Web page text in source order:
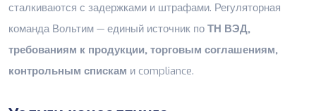
сталкиваются с задержками и штрафами. Регуляторная
команда Вольтим — единый источник по ТН ВЭД,
требованиям к продукции, торговым соглашениям,
контрольным спискам и compliance.